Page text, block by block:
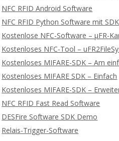
NFC RFID Android Software
NFC RFID Python Software mit SDK
Kostenlose NFC-Software – μFR-
Kostenloses NFC-Tool –
Kostenloses MIFARE-SDK – Am
Kostenloses MIFARE SDK – Einfach
Kostenloses MIFARE-SDK –
NFC RFID Fast Read Software
DESFire Software SDK Demo
Relais-Trigger-Software